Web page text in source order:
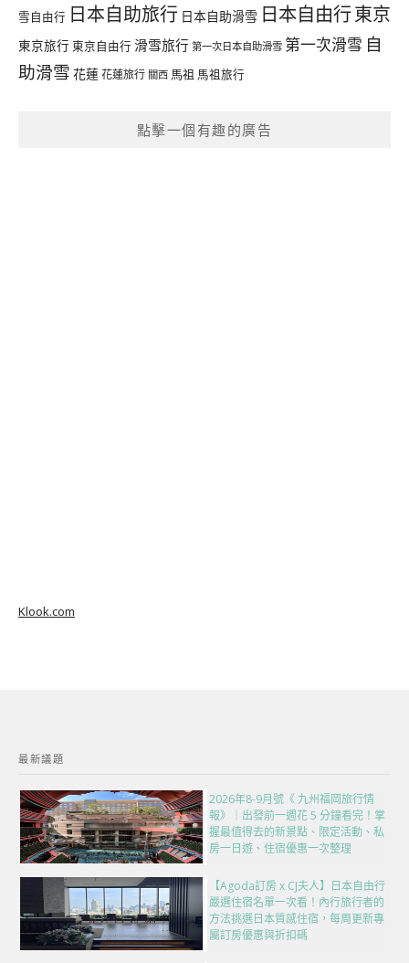
雪自由行 日本自助旅行 日本自助滑雪 日本自由行東京
東京旅行 東京自由行 滑雪旅行 第一次日本自助滑雪 第一次滑雪 自
助滑雪 花蓮花蓮旅行 關西 馬祖 馬祖旅行
點擊一個有趣的廣告
Klook.com
最新議題
2026年8-9月號《 九州福岡旅行情
報》｜出發前一週花 5 分鐘看完！掌
握最值得去的新景點、限定活動、私
房一日遊、住宿優惠一次整理
【Agoda訂房 x CJ夫人】日本自由行
嚴選住宿名單一次看！內行旅行者的
方法挑選日本質感住宿，每周更新專
屬訂房優惠與折扣碼